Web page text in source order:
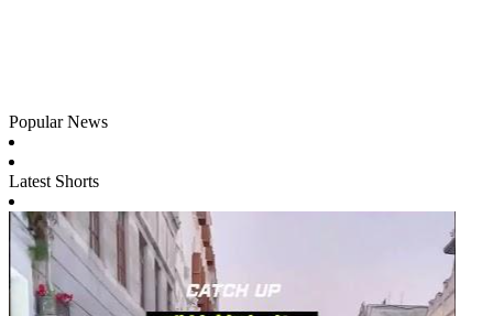
Popular News
Latest Shorts